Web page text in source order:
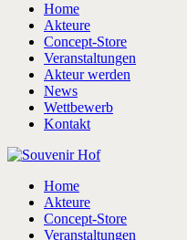
Home
Akteure
Concept-Store
Veranstaltungen
Akteur werden
News
Wettbewerb
Kontakt
Home
Akteure
Concept-Store
Veranstaltungen